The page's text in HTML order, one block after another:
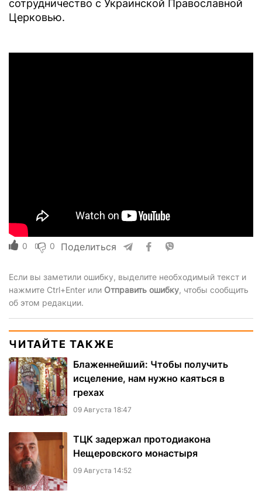
сотрудничество с Украинской Православной
Церковью.
0 0 Поделиться
Если вы заметили ошибку, выделите необходимый текст и
нажмите Ctrl+Enter или Отправить ошибку, чтобы сообщить
об этом редакции.
ЧИТАЙТЕ ТАКЖЕ
Блаженнейший: Чтобы получить
исцеление, нам нужно каяться в
грехах
09 Августа 18:47
ТЦК задержал протодиакона
Нещеровского монастыря
09 Августа 14:52